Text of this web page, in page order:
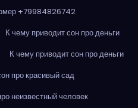
+79984826742
К чему приводит сон про деньги
К чему приводит сон про деньги
про красивый сад
неизвестный человек